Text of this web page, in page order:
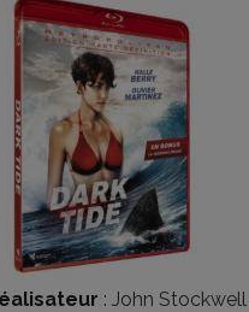
: John Stockwell